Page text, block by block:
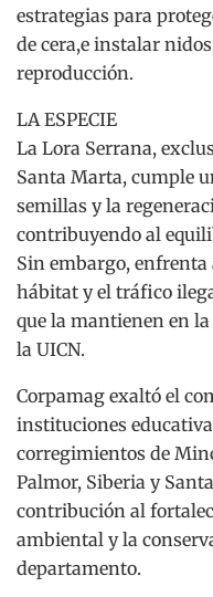
estrategias para
de cera,e instalar
reproducción.
LA ESPECIE
La Lora Serrana,
Santa Marta, cumple
semillas y la
contribuyendo al
Sin embargo, enfrenta
hábitat y el tráfico
que la mantienen en
la UICN.
Corpamag exaltó el
instituciones
corregimientos de
Palmor, Siberia y
contribución al
ambiental y la
departamento.